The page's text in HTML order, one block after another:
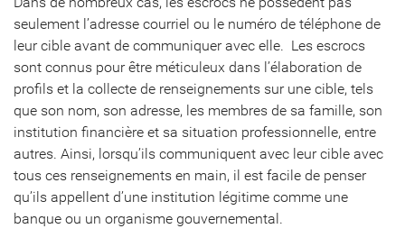
seulement l’adresse courriel ou le numéro de téléphone de
leur cible avant de communiquer avec elle. Les escrocs
sont connus pour être méticuleux dans l’élaboration de
profils et la collecte de renseignements sur une cible, tels
que son nom, son adresse, les membres de sa famille, son
institution financière et sa situation professionnelle, entre
autres. Ainsi, lorsqu’ils communiquent avec leur cible avec
tous ces renseignements en main, il est facile de penser
qu’ils appellent d’une institution légitime comme une
banque ou un organisme gouvernemental.